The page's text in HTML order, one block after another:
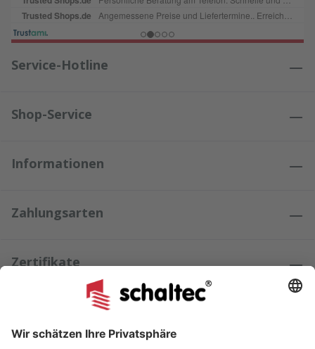
Service-Hotline
Shop-Service
Informationen
Zahlungsarten
Zertifikate
Kundenmeinungen